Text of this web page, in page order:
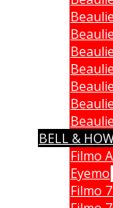
BELL &
Filmo
Eyemo
Filmo